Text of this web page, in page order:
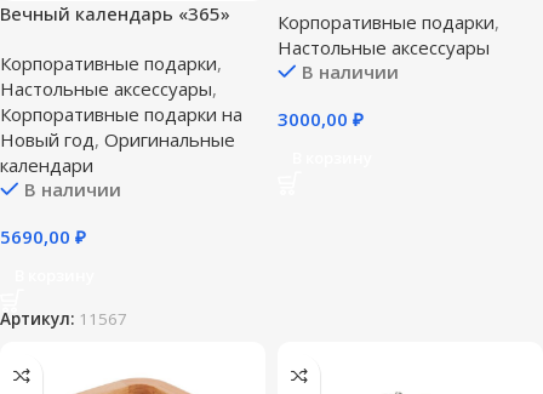
Вечный календарь «365»
Корпоративные подарки,
Настольные аксессуары,
Корпоративные подарки на
Новый год, Оригинальные
календари
В наличии
5690,00 ₽
Артикул: 11567
Корпоративные подарки,
Настольные аксессуары
В наличии
3000,00 ₽